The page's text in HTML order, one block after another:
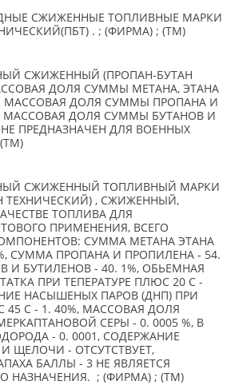
СЖИЖЕННЫЕ ТОПЛИВНЫЕ МАРКИ
. ; (ФИРМА) ; (TM)
СЖИЖЕННЫЙ (ПРОПАН-БУТАН
ДОЛЯ СУММЫ МЕТАНА, ЭТАНА
МАССОВАЯ ДОЛЯ СУММЫ ПРОПАНА И
МАССОВАЯ ДОЛЯ СУММЫ БУТАНОВ И
НЕ ПРЕДНАЗНАЧЕН ДЛЯ ВОЕННЫХ
СЖИЖЕННЫЙ ТОПЛИВНЫЙ МАРКИ
ТЕХНИЧЕСКИЙ) , СЖИЖЕННЫЙ,
ТОПЛИВА ДЛЯ
ПРИМЕНЕНИЯ, ВСЕГО
СУММА МЕТАНА ЭТАНА
СУММА ПРОПАНА И ПРОПИЛЕНА - 54.
И БУТИЛЕНОВ - 40. 1%, ОБЬЕМНАЯ
ПРИ ТЕПЕРАТУРЕ ПЛЮС 20 С -
НАСЫШЕНЫХ ПАРОВ (ДНП) ПРИ
С - 1. 40%, МАССОВАЯ ДОЛЯ
СЕРЫ - 0. 0005 %, В
- 0. 0001, СОДЕРЖАНИЕ
ЩЕЛОЧИ - ОТСУТСТВУЕТ,
БАЛЛЫ - 3 НЕ ЯВЛЯЕТСЯ
НАЗНАЧЕНИЯ. ; (ФИРМА) ; (TM)